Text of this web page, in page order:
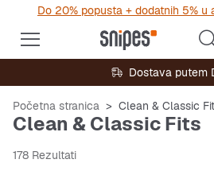
Do 20% popusta + dodatnih 5% u
Dostava putem
Početna stranica Clean & Classic
Clean & Classic Fits
178 Rezultati